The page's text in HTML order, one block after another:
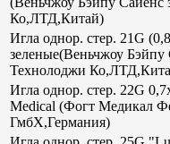
Ко,ЛТД,Китай)
Игла однор. стер. 21G
зеленые(Веньчжоу Бэйпу
Технолоджи
Игла однор. стер. 22G
Medical (Фогт Медикал
ГмбХ,Германия)